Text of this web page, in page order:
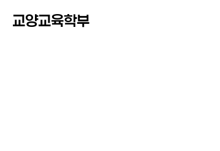
교양교육학부